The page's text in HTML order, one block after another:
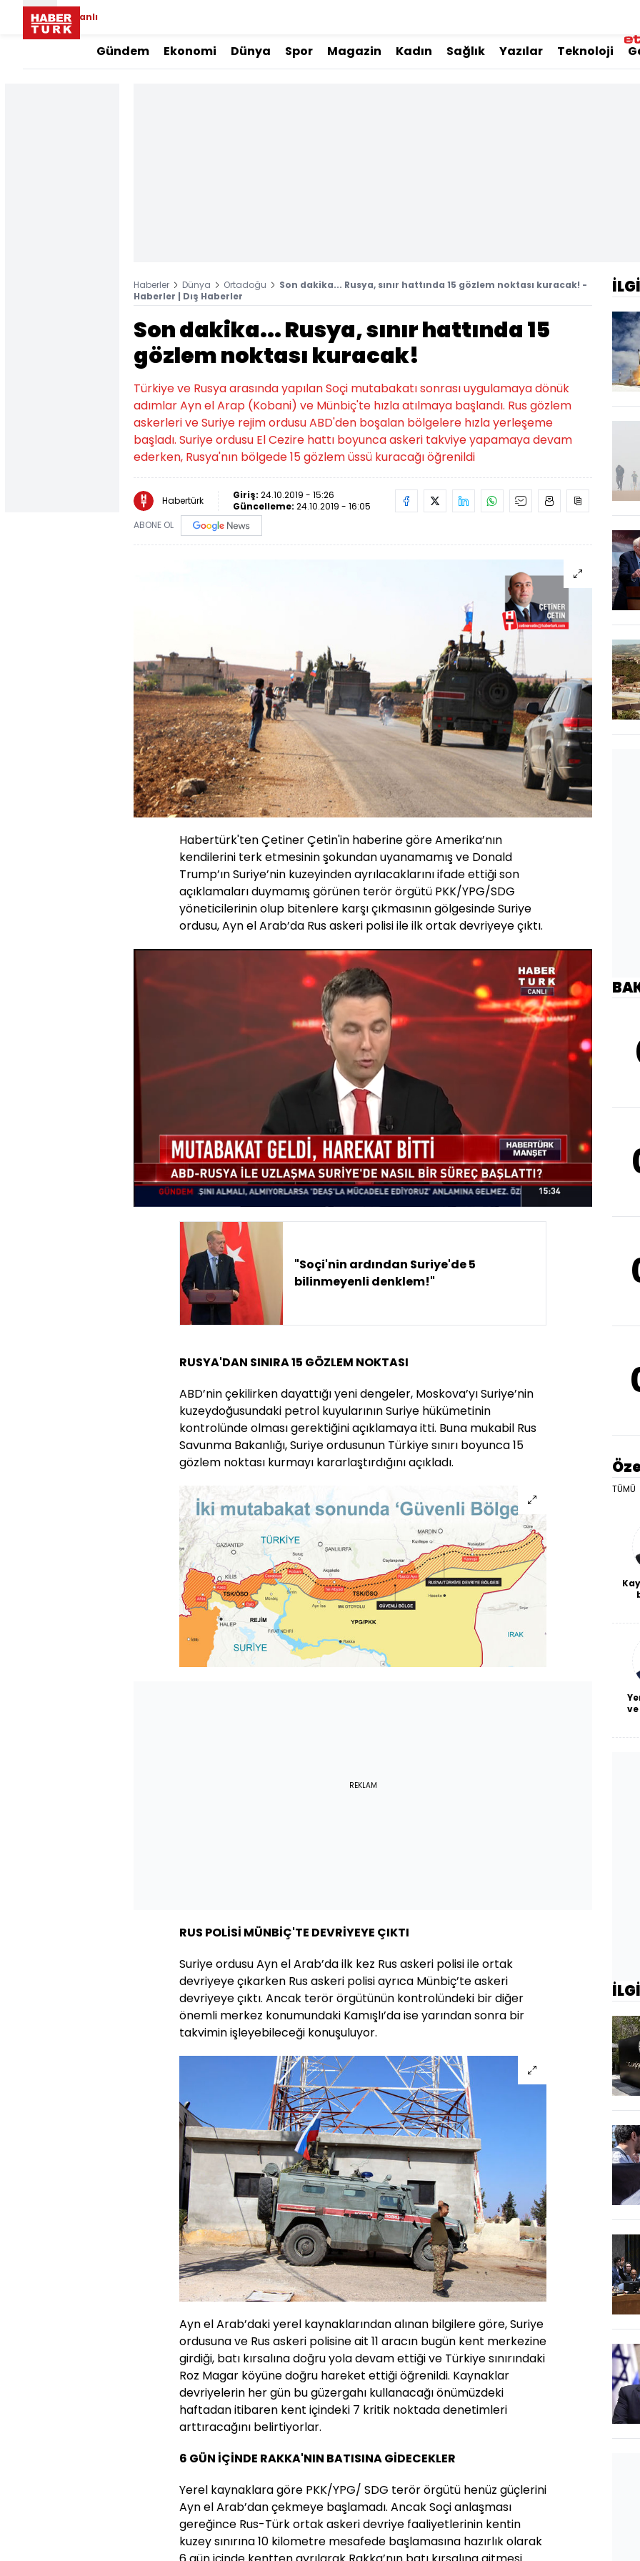
Canlı
Gündem Ekonomi Dünya Spor Magazin Kadın Sağlık Yazılar Teknoloji
Haberler Dünya Ortadoğu
Son dakika... Rusya, sınır hattında 15 gözlem noktası kuracak! -
Haberler | Dış Haberler
Son dakika... Rusya, sınır hattında 15
gözlem noktası kuracak!
Türkiye ve Rusya arasında yapılan Soçi mutabakatı sonrası uygulamaya dönük
adımlar Ayn el Arap (Kobani) ve Münbiç'te hızla atılmaya başlandı. Rus gözlem
askerleri ve Suriye rejim ordusu ABD'den boşalan bölgelere hızla yerleşeme
başladı. Suriye ordusu El Cezire hattı boyunca askeri takviye yapamaya devam
ederken, Rusya'nın bölgede 15 gözlem üssü kuracağı öğrenildi
Habertürk Giriş: 24.10.2019 - 15:26
Güncelleme: 24.10.2019 - 16:05
ABONE OL
Habertürk'ten Çetiner Çetin'in haberine göre Amerika’nın
kendilerini terk etmesinin şokundan uyanamamış ve Donald
Trump’ın Suriye’nin kuzeyinden ayrılacaklarını ifade ettiği son
açıklamaları duymamış görünen terör örgütü PKK/YPG/SDG
yöneticilerinin olup bitenlere karşı çıkmasının gölgesinde Suriye
ordusu, Ayn el Arab’da Rus askeri polisi ile ilk ortak devriyeye çıktı.
Sesi
Aç
Yüklendi:
7.74%
Oynatma
Hızı
"Soçi'nin ardından Suriye'de 5
bilinmeyenli denklem!"
RUSYA'DAN SINIRA 15 GÖZLEM NOKTASI
ABD’nin çekilirken dayattığı yeni dengeler, Moskova’yı Suriye’nin
kuzeydoğusundaki petrol kuyularının Suriye hükümetinin
kontrolünde olması gerektiğini açıklamaya itti. Buna mukabil Rus
Savunma Bakanlığı, Suriye ordusunun Türkiye sınırı boyunca 15
gözlem noktası kurmayı kararlaştırdığını açıkladı.
REKLAM
RUS POLİSİ MÜNBİÇ'TE DEVRİYEYE ÇIKTI
Suriye ordusu Ayn el Arab’da ilk kez Rus askeri polisi ile ortak
devriyeye çıkarken Rus askeri polisi ayrıca Münbiç’te askeri
devriyeye çıktı. Ancak terör örgütünün kontrolündeki bir diğer
önemli merkez konumundaki Kamışlı’da ise yarından sonra bir
takvimin işleyebileceği konuşuluyor.
Ayn el Arab’daki yerel kaynaklarından alınan bilgilere göre, Suriye
ordusuna ve Rus askeri polisine ait 11 aracın bugün kent merkezine
girdiği, batı kırsalına doğru yola devam ettiği ve Türkiye sınırındaki
Roz Magar köyüne doğru hareket ettiği öğrenildi. Kaynaklar
devriyelerin her gün bu güzergahı kullanacağı önümüzdeki
haftadan itibaren kent içindeki 7 kritik noktada denetimleri
arttıracağını belirtiyorlar.
6 GÜN İÇİNDE RAKKA'NIN BATISINA GİDECEKLER
Yerel kaynaklara göre PKK/YPG/ SDG terör örgütü henüz güçlerini
Ayn el Arab’dan çekmeye başlamadı. Ancak Soçi anlaşması
gereğince Rus-Türk ortak askeri devriye faaliyetlerinin kentin
kuzey sınırına 10 kilometre mesafede başlamasına hazırlık olarak
TÜMÜ